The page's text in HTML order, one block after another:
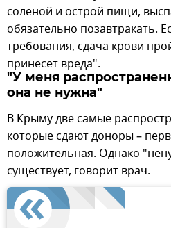
соленой и острой пищи,
обязательно позавтракать.
требования, сдача крови
принесет вреда".
"У меня
она не нужна"
В Крыму две самые
которые сдают доноры –
положительная. Однако
существует, говорит врач.